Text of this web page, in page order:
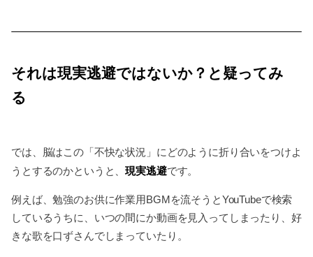
それは現実逃避ではないか？と疑ってみ
る
では、脳はこの「不快な状況」にどのように折り合いをつけよ
うとするのかというと、現実逃避です。
例えば、勉強のお供に作業用BGMを流そうとYouTubeで検索
しているうちに、いつの間にか動画を見入ってしまったり、好
きな歌を口ずさんでしまっていたり。